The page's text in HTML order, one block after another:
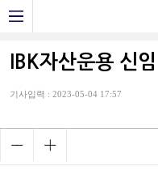
IBK자산운용 신
기사입력 : 2023-05-04 17:57